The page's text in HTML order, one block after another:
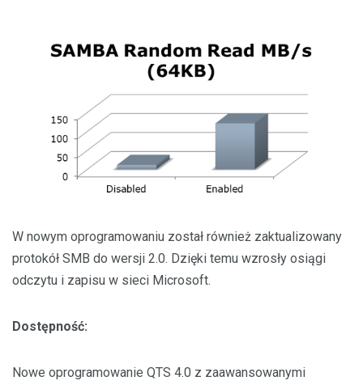
W nowym oprogramowaniu został również zaktualizowany
protokół SMB do wersji 2.0. Dzięki temu wzrosły osiągi
odczytu i zapisu w sieci Microsoft.
Dostępność:
Nowe oprogramowanie QTS 4.0 z zaawansowanymi